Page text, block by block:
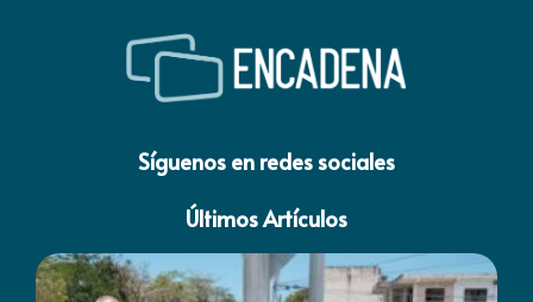
Síguenos en redes sociales
Últimos Artículos